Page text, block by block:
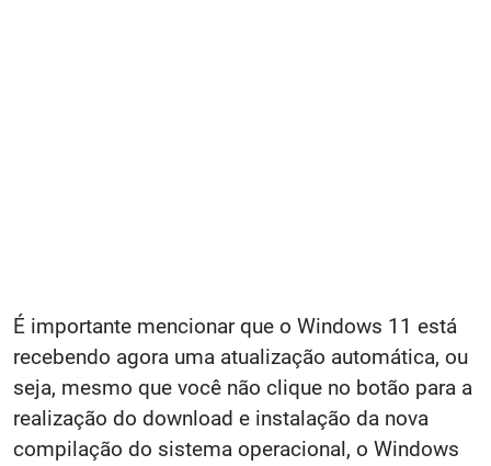
É importante mencionar que o Windows 11 está
recebendo agora uma atualização automática, ou
seja, mesmo que você não clique no botão para a
realização do download e instalação da nova
compilação do sistema operacional, o Windows